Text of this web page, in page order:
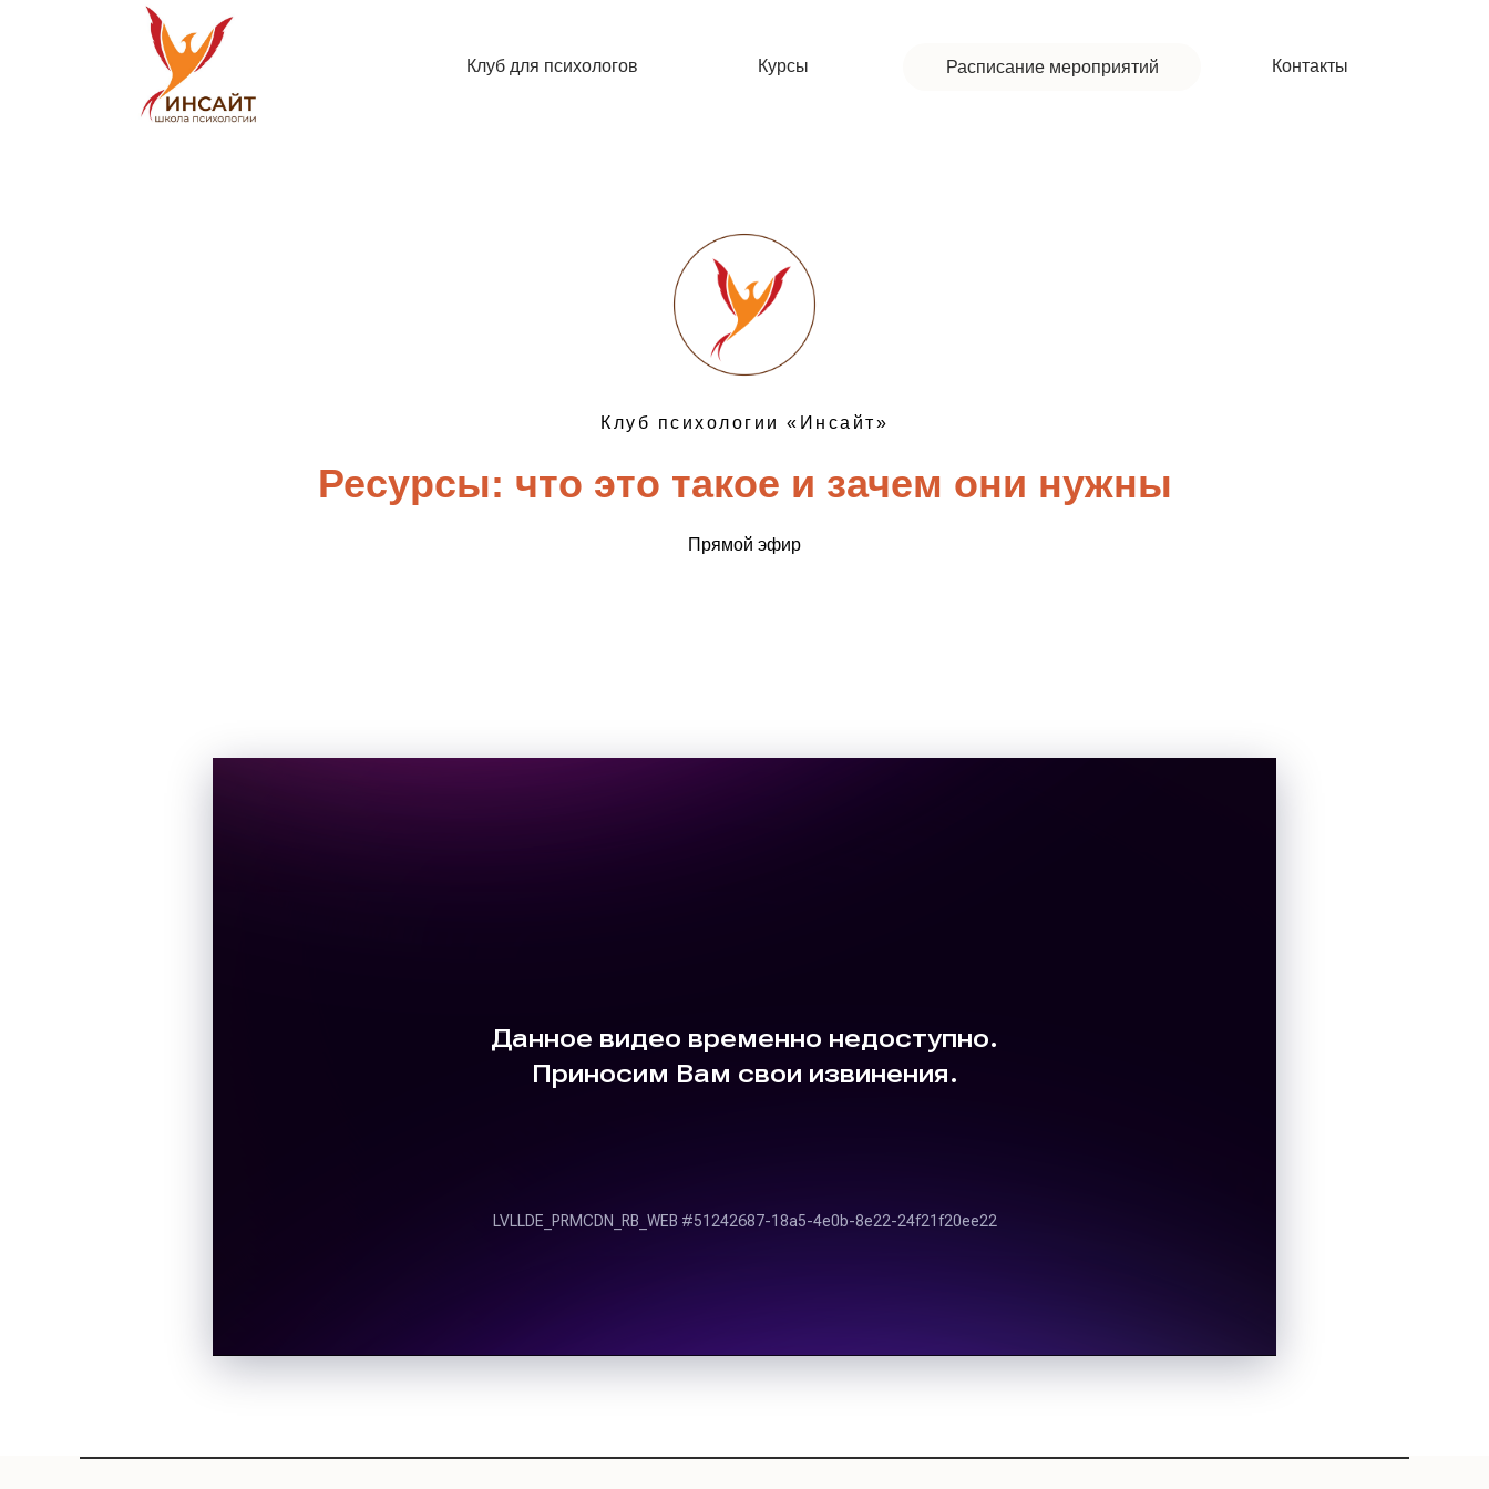
Курсы Контакты
Расписание мероприятий
Клуб для психологов
Клуб психологии «Инсайт»
Ресурсы: что это такое и зачем они нужны
Прямой эфир